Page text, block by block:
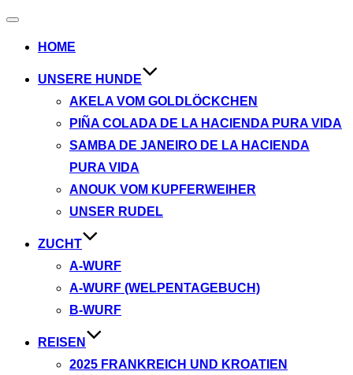
Navigation
HOME
UNSERE HUNDE
AKELA VOM GOLDLÖCKCHEN
PIÑA COLADA DE LA HACIENDA PURA VIDA
SAMBA DE JANEIRO DE LA HACIENDA
PURA VIDA
ANOUK VOM KUPFERWEIHER
UNSER RUDEL
ZUCHT
A-WURF
A-WURF (WELPENTAGEBUCH)
B-WURF
REISEN
2025 FRANKREICH UND KROATIEN